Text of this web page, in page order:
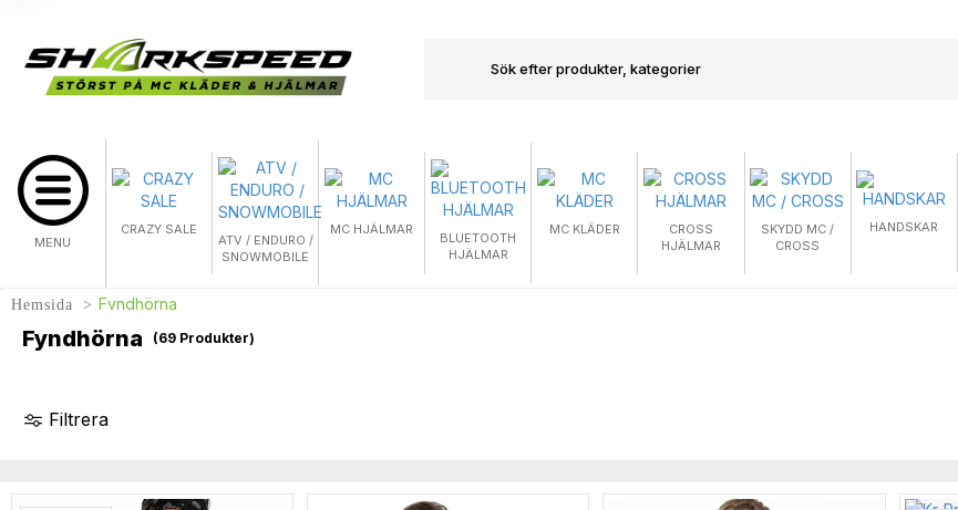
MENU
CRAZY SALE
ATV / ENDURO /
SNOWMOBILE
MC HJÄLMAR
BLUETOOTH
HJÄLMAR
MC KLÄDER
CROSS
HJÄLMAR
SKYDD MC /
CROSS
HANDSKAR
Hemsida Fyndhörna
Fyndhörna (69 Produkter)
Filtrera